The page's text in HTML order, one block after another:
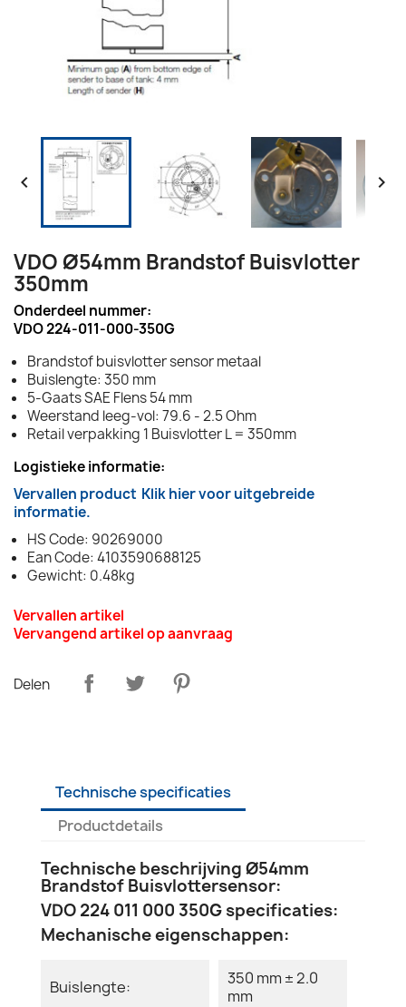
 
VDO Ø54mm Brandstof Buisvlotter
350mm
Onderdeel nummer:
VDO 224-011-000-350G
Brandstof buisvlotter sensor metaal
Buislengte: 350 mm
5-Gaats SAE Flens 54 mm
Weerstand leeg-vol: 79.6 - 2.5 Ohm
Retail verpakking 1 Buisvlotter L = 350mm
Logistieke informatie:
Vervallen product Klik hier voor uitgebreide
informatie.
HS Code: 90269000
Ean Code: 4103590688125
Gewicht: 0.48kg
Vervallen artikel
Vervangend artikel op aanvraag
Delen
Technische specificaties
Productdetails
Technische beschrijving Ø54mm
Brandstof Buisvlottersensor:
VDO 224 011 000 350G specificaties:
Mechanische eigenschappen:
Buislengte:
350 mm ± 2.0
mm